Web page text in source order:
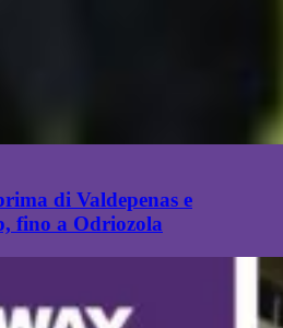
di Valdepenas e
fino a Odriozola